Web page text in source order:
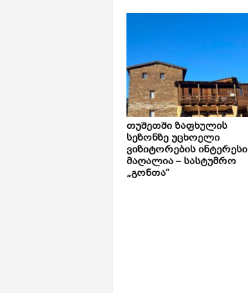
თუშეთში ზაფხულის
სეზონზე უცხოელი
ვიზიტორების ინტერესი
მაღალია – სასტუმრო
„გონთა“